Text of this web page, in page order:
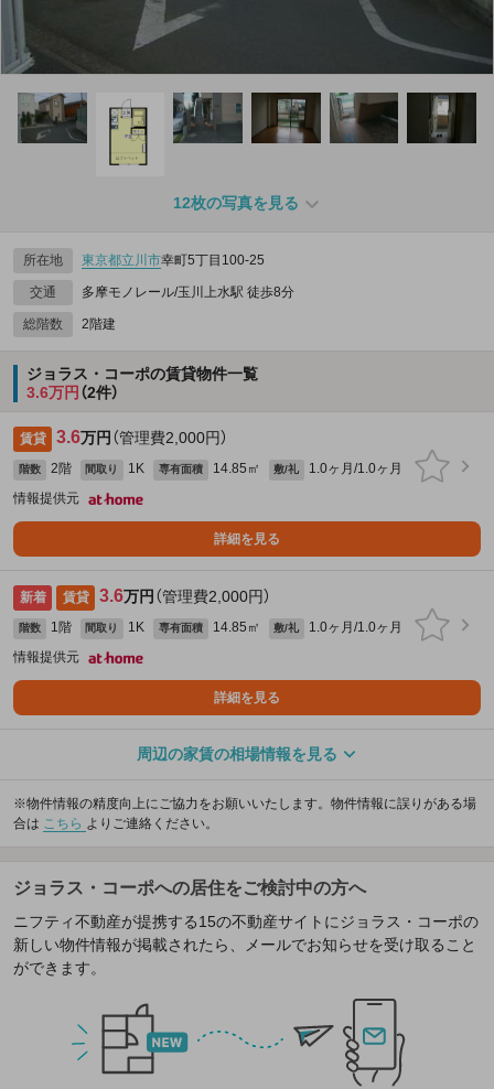
12枚の写真を見る
所在地 東京都立川市幸町5丁目100-25
交通 多摩モノレール/玉川上水駅 徒歩8分
総階数 2階建
ジョラス・コーポの賃貸物件一覧
3.6万円 （2件）
賃貸 3.6万円 （管理費2,000円）
階数 2階 間取り 1K 専有面積 14.85㎡ 敷/礼
1.0ヶ月/1.0ヶ月
情報提供元
詳細を見る
新着 賃貸 3.6万円 （管理費2,000円）
階数 1階 間取り 1K 専有面積 14.85㎡ 敷/礼
1.0ヶ月/1.0ヶ月
情報提供元
詳細を見る
周辺の家賃の相場情報を見る
※物件情報の精度向上にご協力をお願いいたします。物件情報に誤りがある場
合は こちら よりご連絡ください。
ジョラス・コーポへの居住をご検討中の方へ
ニフティ不動産が提携する15の不動産サイトにジョラス・コーポの
新しい物件情報が掲載されたら、メールでお知らせを受け取ること
ができます。